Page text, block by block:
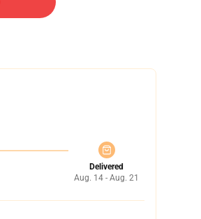
Delivered
Aug. 14 - Aug. 21